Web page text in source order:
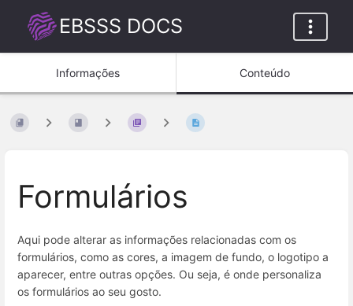
EBSSS DOCS
Informações Conteúdo
Formulários
Aqui pode alterar as informações relacionadas com os
formulários, como as cores, a imagem de fundo, o logotipo a
aparecer, entre outras opções. Ou seja, é onde personaliza
os formulários ao seu gosto.